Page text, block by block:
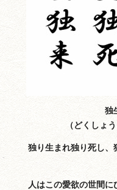
独
（どくしょ
独り生まれ独り死し、
人はこの愛欲の世間